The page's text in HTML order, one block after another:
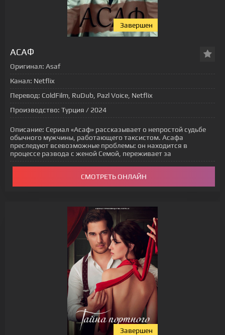
Завершен
АСАФ
Оригинал: Asaf
Канал: Netflix
Перевод: ColdFilm, RuDub, Pazl Voice, Netflix
Производство: Турция / 2024
Описание: Сериал «Асаф» рассказывает о непростой судьбе
обычного мужчины, работающего таксистом. Асафа
преследуют всевозможные проблемы: он находится в
процессе развода с женой Семой, переживает за
СМОТРЕТЬ ОНЛАЙН
Завершен